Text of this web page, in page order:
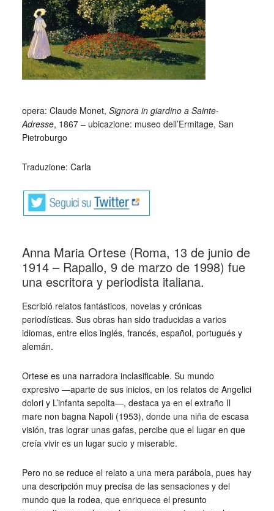
opera: Claude Monet, Signora in giardino a Sainte-
Adresse, 1867 – ubicazione: museo dell’Ermitage, San
Pietroburgo
Traduzione: Carla
Anna Maria Ortese (Roma, 13 de junio de
1914 – Rapallo, 9 de marzo de 1998) fue
una escritora y periodista italiana.
Escribió relatos fantásticos, novelas y crónicas
periodísticas. Sus obras han sido traducidas a varios
idiomas, entre ellos inglés, francés, español, portugués y
alemán.
Ortese es una narradora inclasificable. Su mundo
expresivo —aparte de sus inicios, en los relatos de Angelici
dolori y L’infanta sepolta—, destaca ya en el extraño Il
mare non bagna Napoli (1953), donde una niña de escasa
visión, tras lograr unas gafas, percibe que el lugar en que
creía vivir es un lugar sucio y miserable.
Pero no se reduce el relato a una mera parábola, pues hay
una descripción muy precisa de las sensaciones y del
mundo que la rodea, que enriquece el presunto